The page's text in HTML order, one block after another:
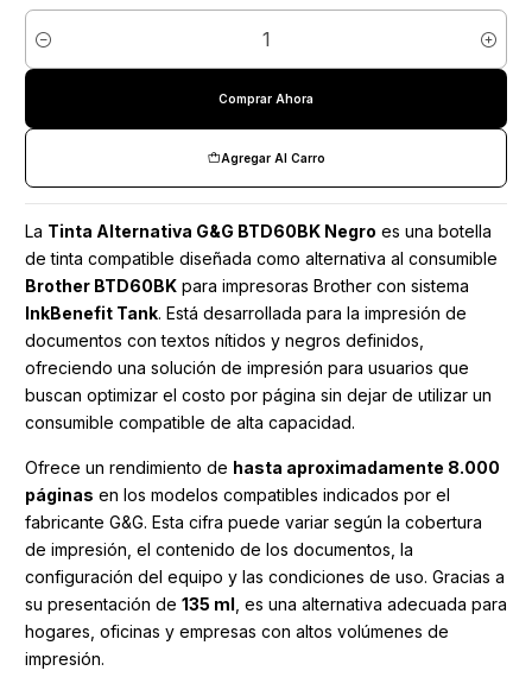
Cantidad
Agregar Al Carro
Comprar Ahora
La Tinta Alternativa G&G BTD60BK Negro es una botella
de tinta compatible diseñada como alternativa al consumible
Brother BTD60BK para impresoras Brother con sistema
InkBenefit Tank. Está desarrollada para la impresión de
documentos con textos nítidos y negros definidos,
ofreciendo una solución de impresión para usuarios que
buscan optimizar el costo por página sin dejar de utilizar un
consumible compatible de alta capacidad.
Ofrece un rendimiento de hasta aproximadamente 8.000
páginas en los modelos compatibles indicados por el
fabricante G&G. Esta cifra puede variar según la cobertura
de impresión, el contenido de los documentos, la
configuración del equipo y las condiciones de uso. Gracias a
su presentación de 135 ml , es una alternativa adecuada para
hogares, oficinas y empresas con altos volúmenes de
impresión.